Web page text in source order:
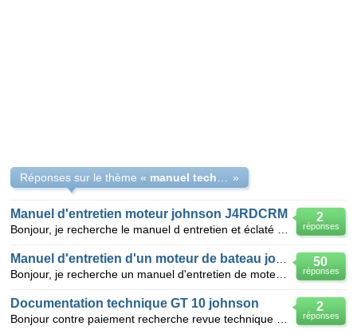
Réponses sur le thème « »
2
réponses
Manuel d'entretien moteur johnson J4RDCRM
50
réponses
2
réponses
Documentation technique GT 10 johnson